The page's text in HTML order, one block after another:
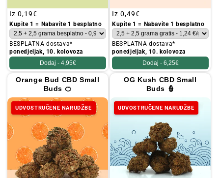
Redovna
cijena
Iz 0,19€
Kupite 1 = Nabavite 1 besplatno
BESPLATNA dostava*
ponedjeljak, 10. kolovoza
Dodaj - 4,95€
Redovna
cijena
Iz 0,49€
Kupite 1 = Nabavite 1 besplatno
BESPLATNA dostava*
ponedjeljak, 10. kolovoza
Dodaj - 6,25€
Orange Bud CBD Small
Buds 🍊
UDVOSTRUČENE NARUDŽBE
OG Kush CBD Small
Buds 👮
UDVOSTRUČENE NARUDŽBE